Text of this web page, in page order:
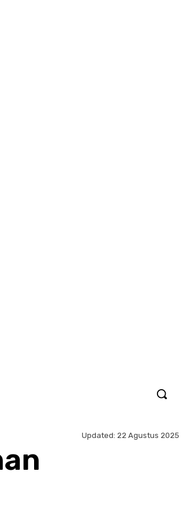
Updated: 22 Agustus 2025